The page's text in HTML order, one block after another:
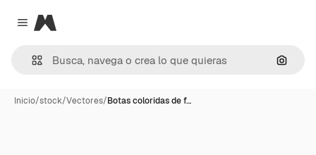
Close menu
Magnific
Inicio/stock/Vectores/Botas coloridas de f…